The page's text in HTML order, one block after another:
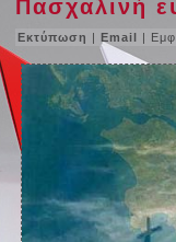
Πασχαλινή
Εκτύπωση |Email |